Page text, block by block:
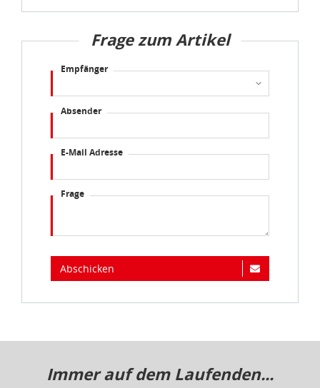
Frage zum Artikel
Empfänger
Absender
E-Mail Adresse
Frage
Abschicken
Immer auf dem Laufenden...